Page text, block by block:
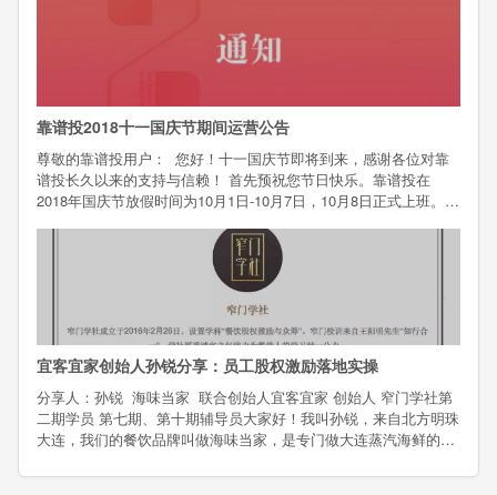
靠谱投2018十一国庆节期间运营公告
尊敬的靠谱投用户： 您好！十一国庆节即将到来，感谢各位对靠
谱投长久以来的支持与信赖！ 首先预祝您节日快乐。靠谱投在
2018年国庆节放假时间为10月1日-10月7日，10月8日正式上班。放
投资人可进行正常的预约、充值、认购操作；（2）新项目
宜客宜家创始人孙锐分享：员工股权激励落地实操
分享人：孙锐 海味当家 联合创始人宜客宜家 创始人 窄门学社第
二期学员 第七期、第十期辅导员大家好！我叫孙锐，来自北方明珠
大连，我们的餐饮品牌叫做海味当家，是专门做大连蒸汽海鲜的专
营销、财务和法务各个方面。我是窄门二期的学员，同时也